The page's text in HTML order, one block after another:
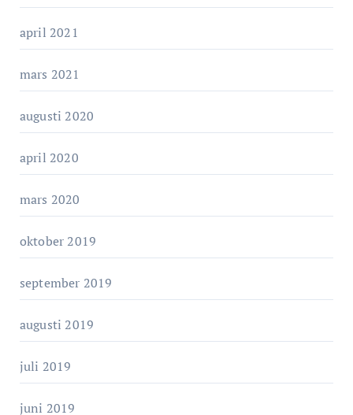
april 2021
mars 2021
augusti 2020
april 2020
mars 2020
oktober 2019
september 2019
augusti 2019
juli 2019
juni 2019